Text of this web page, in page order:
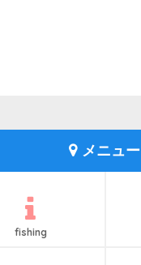
メニュー
fishing